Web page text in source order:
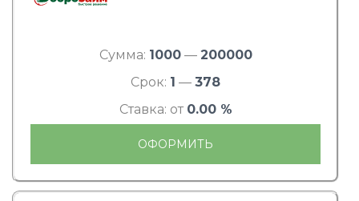
Сумма: 1000— 200000
Срок: 1 — 378
Ставка: от 0.00 %
ОФОРМИТЬ